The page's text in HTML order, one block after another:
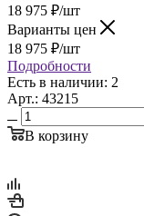
18 975 ₽/шт
Варианты цен
18 975 ₽/шт
Подробности
Есть в наличии: 2
Арт.: 43215
В корзину